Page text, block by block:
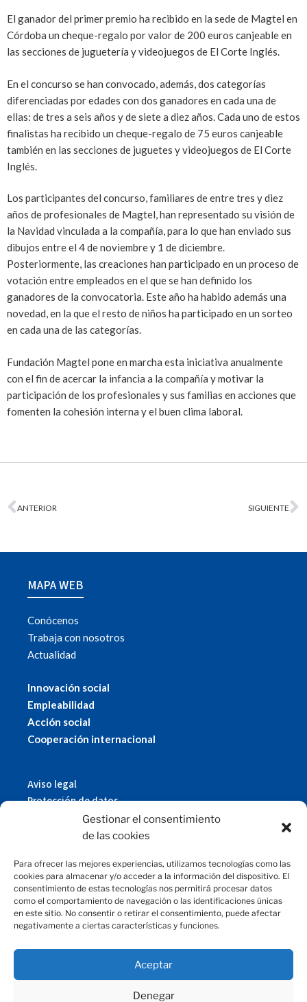
Gestionar el consentimiento
de las cookies
Para ofrecer las mejores experiencias, utilizamos tecnologías como las
cookies para almacenar y/o acceder a la información del dispositivo. El
consentimiento de estas tecnologías nos permitirá procesar datos
como el comportamiento de navegación o las identificaciones únicas
en este sitio. No consentir o retirar el consentimiento, puede afectar
negativamente a ciertas características y funciones.
Aceptar
Denegar
El ganador del primer premio ha recibido en la sede de Magtel en
Córdoba un cheque-regalo por valor de 200 euros canjeable en
las secciones de juguetería y videojuegos de El Corte Inglés.
En el concurso se han convocado, además, dos categorías
diferenciadas por edades con dos ganadores en cada una de
ellas: de tres a seis años y de siete a diez años. Cada uno de estos
finalistas ha recibido un cheque-regalo de 75 euros canjeable
también en las secciones de juguetes y videojuegos de El Corte
Inglés.
Los participantes del concurso, familiares de entre tres y diez
años de profesionales de Magtel, han representado su visión de
la Navidad vinculada a la compañía, para lo que han enviado sus
dibujos entre el 4 de noviembre y 1 de diciembre.
Posteriormente, las creaciones han participado en un proceso de
votación entre empleados en el que se han definido los
ganadores de la convocatoria. Este año ha habido además una
novedad, en la que el resto de niños ha participado en un sorteo
en cada una de las categorías.
Fundación Magtel pone en marcha esta iniciativa anualmente
con el fin de acercar la infancia a la compañía y motivar la
participación de los profesionales y sus familias en acciones que
fomenten la cohesión interna y el buen clima laboral.
ANTERIOR SIGUIENTE
MAPA WEB
Conócenos
Trabaja con nosotros
Actualidad
Innovación social
Empleabilidad
Acción social
Cooperación internacional
Aviso legal
Protección de datos
Política de cookies
© 2019 Fundación Magtel.
CONTACTO
fundacion@magtel.es
Parque Empresarial Las Quemadas
C/Gabriel Ramos Bejarano, 114
14014 Córdoba